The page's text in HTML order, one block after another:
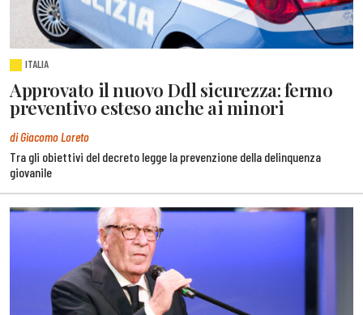
ITALIA
Approvato il nuovo Ddl sicurezza: fermo
preventivo esteso anche ai minori
di Giacomo Loreto
Tra gli obiettivi del decreto legge la prevenzione della delinquenza
giovanile